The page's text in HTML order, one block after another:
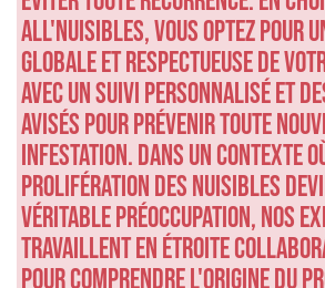
ALL'NUISIBLES, vous optez pour
globale et respectueuse de
avec un suivi personnalisé et
avisés pour prévenir toute
infestation. Dans un contexte
prolifération des nuisibles
véritable préoccupation, nos
travaillent en étroite
pour comprendre l'origine du